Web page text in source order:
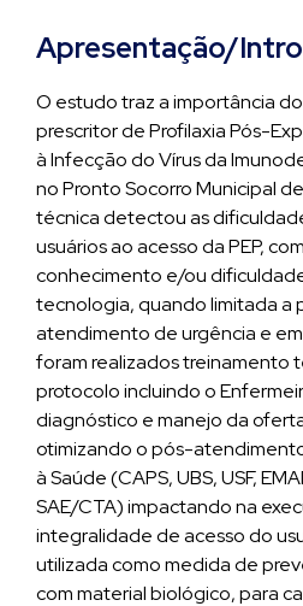
Apresentação/
O estudo traz a importância
prescritor de Profilaxia Pós-
à Infecção do Vírus da
no Pronto Socorro Municipal
técnica detectou as
usuários ao acesso da PEP,
conhecimento e/ou
tecnologia, quando limitada a
atendimento de urgência e
foram realizados treinamento
protocolo incluindo o
diagnóstico e manejo da
otimizando o pós-
à Saúde (CAPS, UBS, USF,
SAE/CTA) impactando na
integralidade de acesso do
utilizada como medida de
com material biológico, para